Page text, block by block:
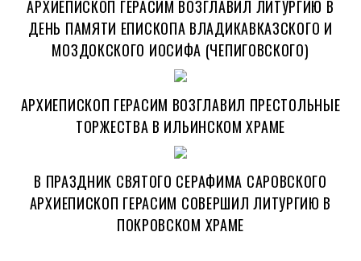
АРХИЕПИСКОП ГЕРАСИМ ВОЗГЛАВИЛ ЛИТУРГИЮ В
ДЕНЬ ПАМЯТИ ЕПИСКОПА ВЛАДИКАВКАЗСКОГО И
МОЗДОКСКОГО ИОСИФА (ЧЕПИГОВСКОГО)
АРХИЕПИСКОП ГЕРАСИМ ВОЗГЛАВИЛ ПРЕСТОЛЬНЫЕ
ТОРЖЕСТВА В ИЛЬИНСКОМ ХРАМЕ
В ПРАЗДНИК СВЯТОГО СЕРАФИМА САРОВСКОГО
АРХИЕПИСКОП ГЕРАСИМ СОВЕРШИЛ ЛИТУРГИЮ В
ПОКРОВСКОМ ХРАМЕ